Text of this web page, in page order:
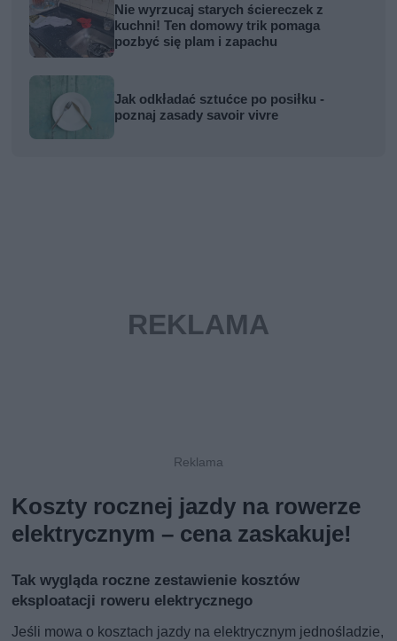
Nie wyrzucaj starych ściereczek z
kuchni! Ten domowy trik pomaga
pozbyć się plam i zapachu
Jak odkładać sztućce po posiłku -
poznaj zasady savoir vivre
Koszty rocznej jazdy na rowerze
elektrycznym – cena zaskakuje!
Tak wygląda roczne zestawienie kosztów
eksploatacji roweru elektrycznego
Jeśli mowa o kosztach jazdy na elektrycznym jednośladzie,